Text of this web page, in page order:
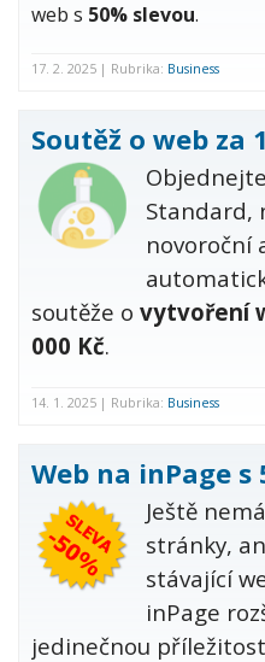
web s 50% slevou.
17. 2. 2025 | Rubrika: Business
Soutěž o web za
Standard,
novoroční
soutěže o vytvoření
000 Kč.
14. 1. 2025 | Rubrika: Business
Web na inPage s
Ještě
stránky,
stávající
inPage
jedinečnou